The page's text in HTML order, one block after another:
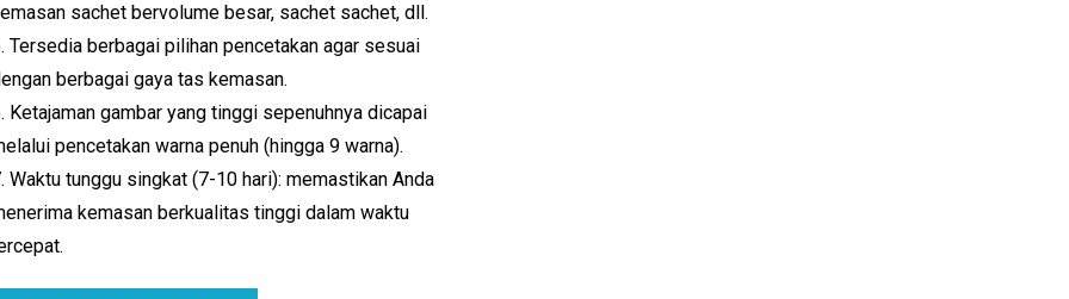
sachet bervolume besar, sachet sachet, dll.
Tersedia berbagai pilihan pencetakan agar sesuai
berbagai gaya tas kemasan.
Ketajaman gambar yang tinggi sepenuhnya dicapai
pencetakan warna penuh (hingga 9 warna).
Waktu tunggu singkat (7-10 hari): memastikan Anda
kemasan berkualitas tinggi dalam waktu